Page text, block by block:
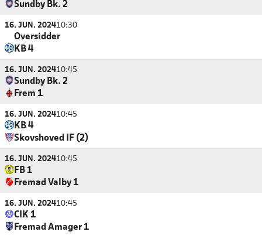
Sundby Bk. 2
16. JUN. 202410:30
Oversidder
KB 4
16. JUN. 202410:45
Sundby Bk. 2
Frem 1
16. JUN. 202410:45
KB 4
Skovshoved IF (2)
16. JUN. 202410:45
FB 1
Fremad Valby 1
16. JUN. 202410:45
CIK 1
Fremad Amager 1